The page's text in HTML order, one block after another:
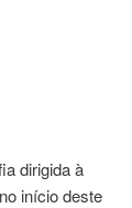
dirigida à
no início deste